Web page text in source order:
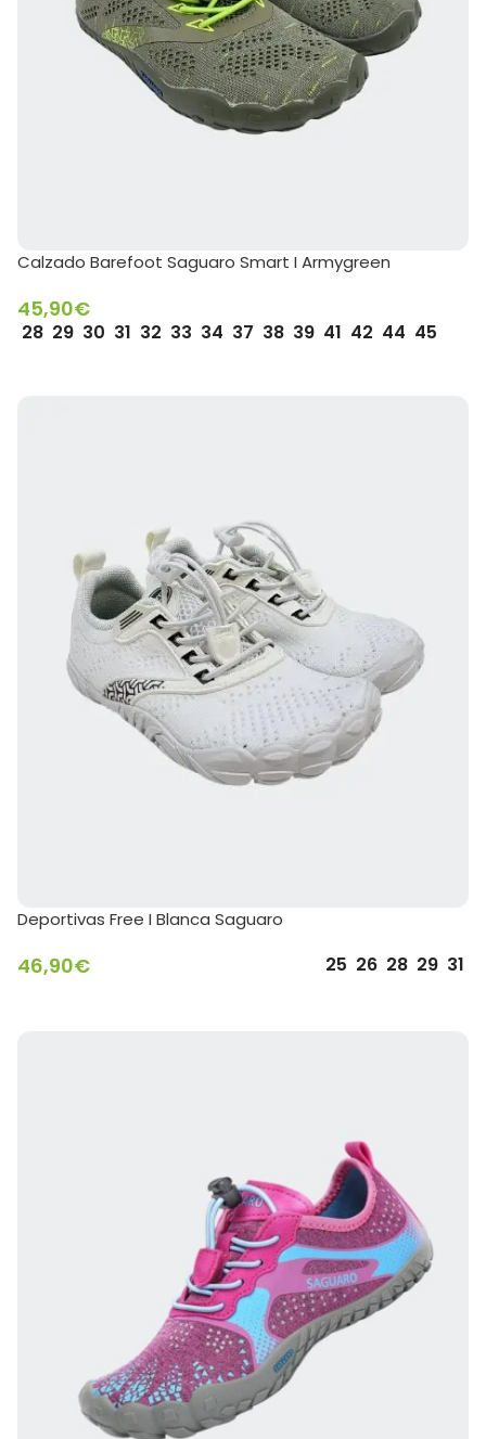
Calzado Barefoot Saguaro Smart I Armygreen
45,90€
28 29 30 31 32 33 34 37 38 39 41 42 44 45
Deportivas Free I Blanca Saguaro
46,90€ 25 26 28 29 31